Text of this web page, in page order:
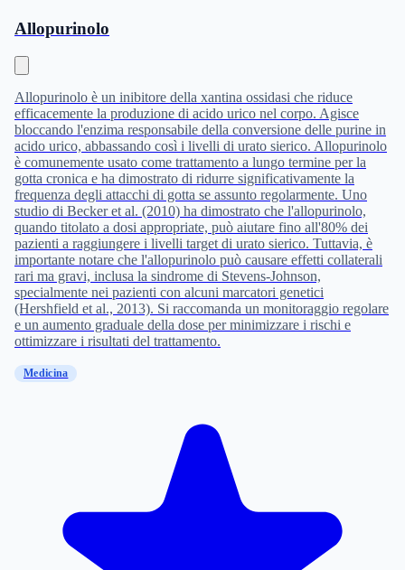
Allopurinolo
Allopurinolo è un inibitore della xantina ossidasi che riduce
efficacemente la produzione di acido urico nel corpo. Agisce
bloccando l'enzima responsabile della conversione delle purine in
acido urico, abbassando così i livelli di urato sierico. Allopurinolo
è comunemente usato come trattamento a lungo termine per la
gotta cronica e ha dimostrato di ridurre significativamente la
frequenza degli attacchi di gotta se assunto regolarmente. Uno
studio di Becker et al. (2010) ha dimostrato che l'allopurinolo,
quando titolato a dosi appropriate, può aiutare fino all'80% dei
pazienti a raggiungere i livelli target di urato sierico. Tuttavia, è
importante notare che l'allopurinolo può causare effetti collaterali
rari ma gravi, inclusa la sindrome di Stevens-Johnson,
specialmente nei pazienti con alcuni marcatori genetici
(Hershfield et al., 2013). Si raccomanda un monitoraggio regolare
e un aumento graduale della dose per minimizzare i rischi e
ottimizzare i risultati del trattamento.
Medicina